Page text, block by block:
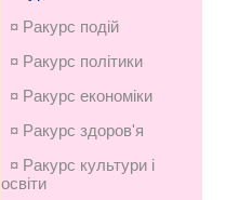
¤ Ракурс подій
¤ Ракурс політики
¤ Ракурс економiки
¤ Ракурс здоров'я
¤ Ракурс культури і
освіти